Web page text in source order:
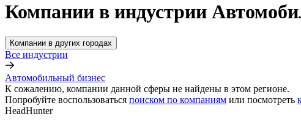
Компании в индустрии
Компании в других городах
Все индустрии
Автомобильный бизнес
К сожалению, компании данной сферы не найдены в этом регионе.
Попробуйте воспользоваться поиском по компаниям или посмотреть
HeadHunter